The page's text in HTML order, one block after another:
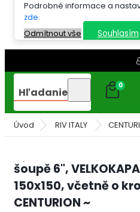
Podrobné informace a
zde.
Odmítnout vše
Souhlasím
Hľadanie 0
Úvod RIV ITALY
šoupě 6",
150x150, včetně o
CENTURION ~